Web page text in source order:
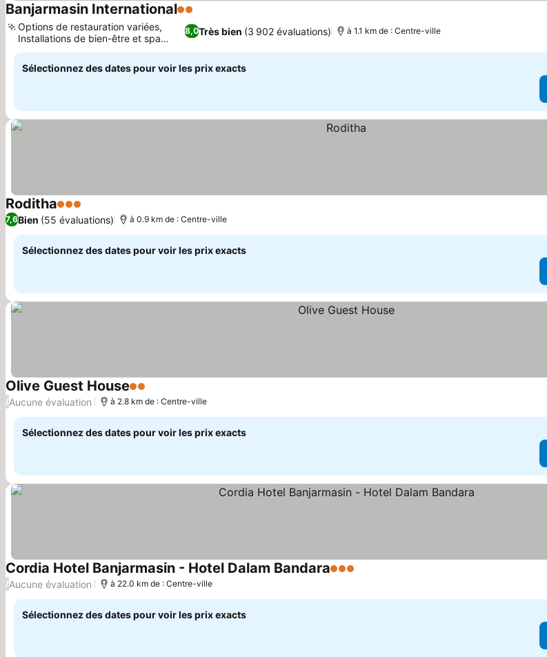
Banjarmasin International2 Étoiles
8,0Très bien (3 902 évaluations)
Options de restauration variées,
Installations de bien-être et spa
complètes
à 1.1 km de : Centre-ville
Sélectionnez des dates pour voir les prix exacts
Roditha3 Étoiles
7,6Bien (55 évaluations) à 0.9 km de : Centre-ville
Sélectionnez des dates pour voir les prix exacts
Olive Guest House2 Étoiles
/Aucune évaluation à 2.8 km de : Centre-ville
Sélectionnez des dates pour voir les prix exacts
Cordia Hotel Banjarmasin - Hotel Dalam Bandara3 Étoiles
/Aucune évaluation à 22.0 km de : Centre-ville
Sélectionnez des dates pour voir les prix exacts